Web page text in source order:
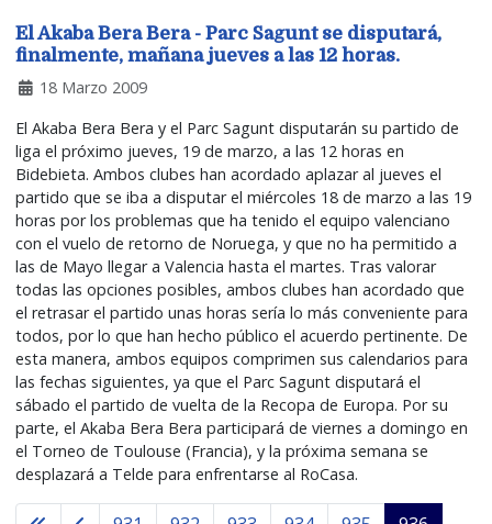
El Akaba Bera Bera - Parc Sagunt se disputará,
finalmente, mañana jueves a las 12 horas.
18 Marzo 2009
El Akaba Bera Bera y el Parc Sagunt disputarán su partido de
liga el próximo jueves, 19 de marzo, a las 12 horas en
Bidebieta. Ambos clubes han acordado aplazar al jueves el
partido que se iba a disputar el miércoles 18 de marzo a las 19
horas por los problemas que ha tenido el equipo valenciano
con el vuelo de retorno de Noruega, y que no ha permitido a
las de Mayo llegar a Valencia hasta el martes. Tras valorar
todas las opciones posibles, ambos clubes han acordado que
el retrasar el partido unas horas sería lo más conveniente para
todos, por lo que han hecho público el acuerdo pertinente. De
esta manera, ambos equipos comprimen sus calendarios para
las fechas siguientes, ya que el Parc Sagunt disputará el
sábado el partido de vuelta de la Recopa de Europa. Por su
parte, el Akaba Bera Bera participará de viernes a domingo en
el Torneo de Toulouse (Francia), y la próxima semana se
desplazará a Telde para enfrentarse al RoCasa.